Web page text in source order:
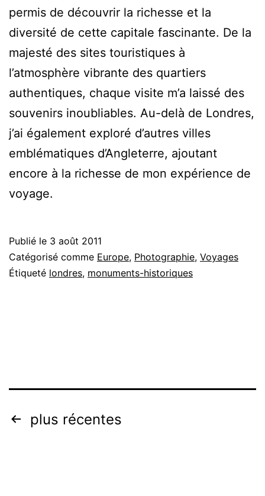
permis de découvrir la richesse et la
diversité de cette capitale fascinante. De la
majesté des sites touristiques à
l’atmosphère vibrante des quartiers
authentiques, chaque visite m’a laissé des
souvenirs inoubliables. Au-delà de Londres,
j’ai également exploré d’autres villes
emblématiques d’Angleterre, ajoutant
encore à la richesse de mon expérience de
voyage.
Publié le 3 août 2011
Catégorisé comme Europe, Photographie, Voyages
Étiqueté londres, monuments-historiques
Pagination
plus récentes